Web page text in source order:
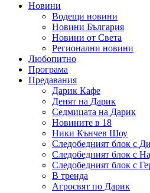
Новини
Водещи новини
Новини България
Новини от Света
Регионални новини
Любопитно
Програма
Предавания
Дарик Кафе
Денят на Дарик
Седмицата на Дарик
Новините в 18
Ники Кънчев Шоу
Следобедният блок с
Следобедният блок с
Следобедният блок с
В тренда
Агросвят по Дарик